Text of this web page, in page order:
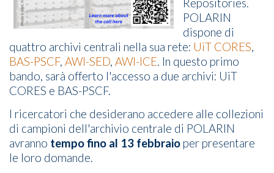
Repositories.
POLARIN
dispone di
quattro archivi centrali nella sua rete: UiT CORES,
BAS-PSCF, AWI-SED, AWI-ICE. In questo primo
bando, sarà offerto l'accesso a due archivi: UiT
CORES e BAS-PSCF.
I ricercatori che desiderano accedere alle collezioni
di campioni dell'archivio centrale di POLARIN
avranno tempo fino al 13 febbraio per presentare
le loro domande.